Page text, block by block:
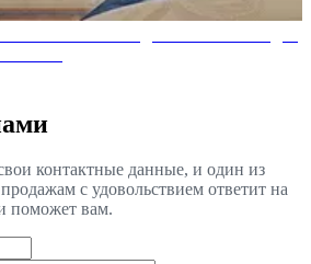
контактные данные, и один из
с удовольствием ответит на
поможет вам.